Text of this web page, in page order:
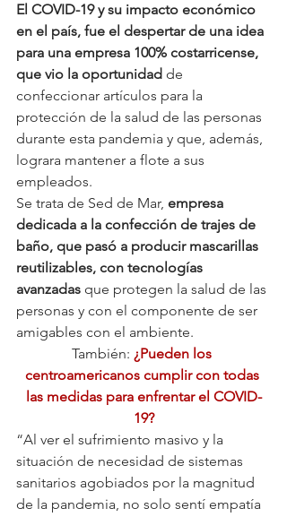
El COVID-19 y su impacto económico
en el país, fue el despertar de una idea
para una empresa 100% costarricense,
que vio la oportunidad de
confeccionar artículos para la
protección de la salud de las personas
durante esta pandemia y que, además,
lograra mantener a flote a sus
empleados.
Se trata de Sed de Mar, empresa
dedicada a la confección de trajes de
baño, que pasó a producir mascarillas
reutilizables, con tecnologías
avanzadas que protegen la salud de las
personas y con el componente de ser
amigables con el ambiente.
También: ¿Pueden los
centroamericanos cumplir con todas
las medidas para enfrentar el COVID-
19?
“Al ver el sufrimiento masivo y la
situación de necesidad de sistemas
sanitarios agobiados por la magnitud
de la pandemia, no solo sentí empatía